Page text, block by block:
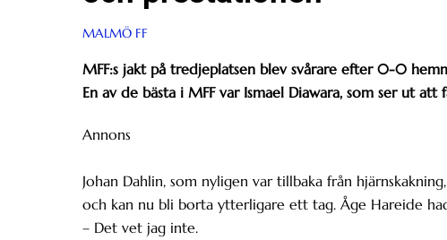
MALMÖ FF
MFF:s jakt på tredjeplatsen blev svårare efter 0-0
En av de bästa i MFF var Ismael Diawara, som ser ut
Annons
Johan Dahlin, som nyligen var tillbaka från
och kan nu bli borta ytterligare ett tag. Åge Hareide
– Det vet jag inte.